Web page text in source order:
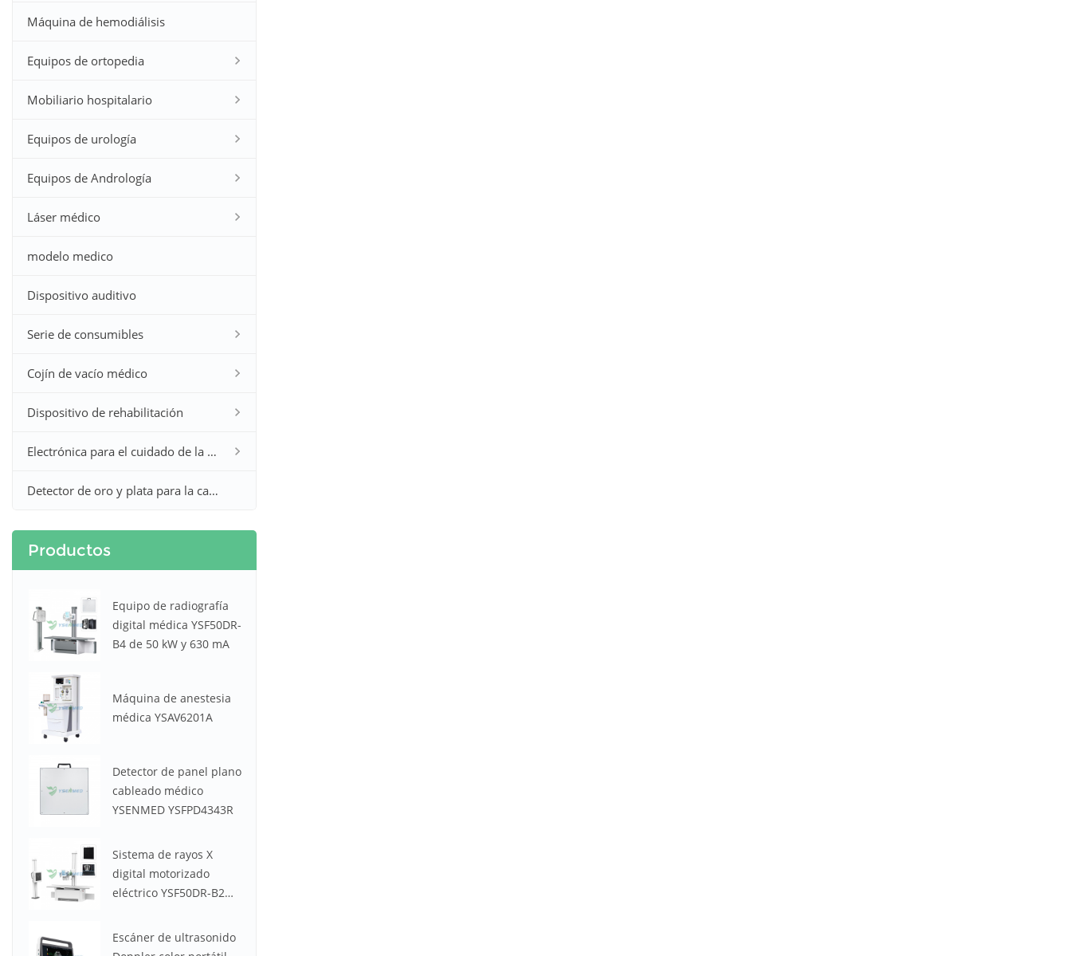
Máquina de hemodiálisis
Equipos de ortopedia
Mobiliario hospitalario
Equipos de urología
Equipos de Andrología
Láser médico
modelo medico
Dispositivo auditivo
Serie de consumibles
Cojín de vacío médico
Dispositivo de rehabilitación
Electrónica para el cuidado de la salud en el hogar
Detector de oro y plata para la caza
Productos
Equipo de radiografía
digital médica YSF50DR-
B4 de 50 kW y 630 mA
Máquina de anestesia
médica YSAV6201A
Detector de panel plano
cableado médico
YSENMED YSFPD4343R
Sistema de rayos X
digital motorizado
eléctrico YSF50DR-B2
630 mA
Escáner de ultrasonido